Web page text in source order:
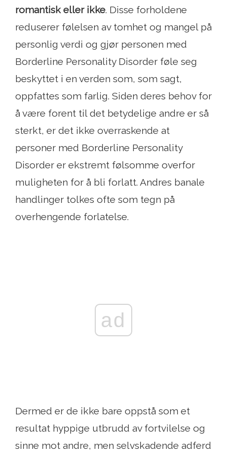
romantisk eller ikke. Disse forholdene
reduserer følelsen av tomhet og mangel på
personlig verdi og gjør personen med
Borderline Personality Disorder føle seg
beskyttet i en verden som, som sagt,
oppfattes som farlig. Siden deres behov for
å være forent til det betydelige andre er så
sterkt, er det ikke overraskende at
personer med Borderline Personality
Disorder er ekstremt følsomme overfor
muligheten for å bli forlatt. Andres banale
handlinger tolkes ofte som tegn på
overhengende forlatelse.
ad
Dermed er de ikke bare oppstå som et
resultat hyppige utbrudd av fortvilelse og
sinne mot andre, men selvskadende adferd